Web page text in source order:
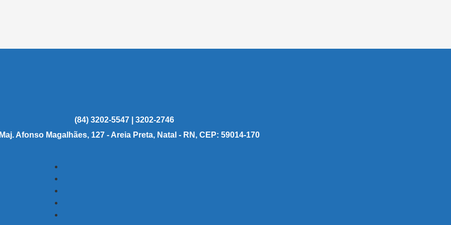
(84) 3202-5547 | 3202-2746
Afonso Magalhães, 127 - Areia Preta, Natal - RN, CEP: 59014-170